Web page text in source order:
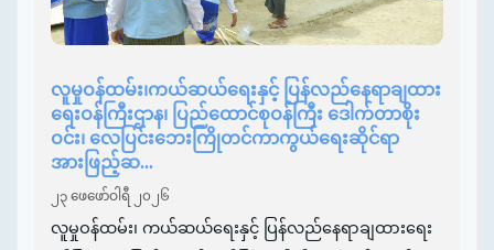
လူမှုဝန်ထမ်း၊ကယ်ဆယ်ရေးနှင့် ပြန်လည်နေရာချထား
ရေးဝန်ကြီးဌာန၊ ပြည်ထောင်စုဝန်ကြီး ဒေါက်တာစိုး
ဝင်း၊ လေပြင်းဘေးကြိုတင်ကာကွယ်ရေးဆိုင်ရာ
အားဖြည့်ဆ...
၂၃ ဖေဖော်ဝါရီ ၂၀၂၆
လူမှုဝန်ထမ်း၊ ကယ်ဆယ်ရေးနှင့် ပြန်လည်နေရာချထားရေး